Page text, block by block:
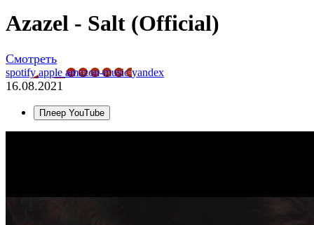
Azazel - Salt (Official)
Смотреть
spotifyapple amazon-musicyandex
16.08.2021
Плеер YouTube